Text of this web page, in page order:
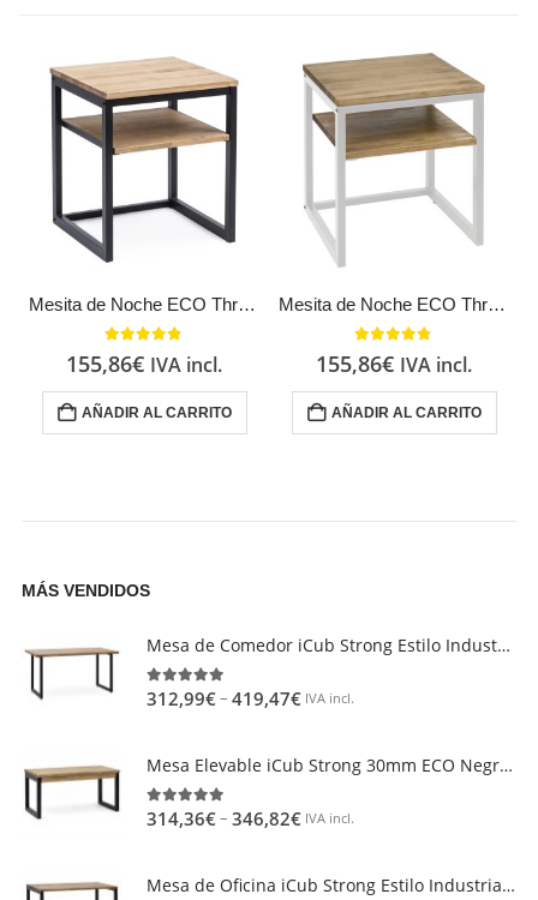
Mesita de Noche ECO Three con Estante metal en Negro Estilo Industrial Vintage
155,86€ IVA incl.
AÑADIR AL CARRITO
Mesita de Noche ECO Three con Estante metal en Blanco Estilo Industrial Vintage
155,86€ IVA incl.
AÑADIR AL CARRITO
MÁS VENDIDOS
Mesa de Comedor iCub Strong Estilo Industrial Vintage metal en Negro
4.95out of 5
312,99€– 419,47€ IVA incl.
Mesa Elevable iCub Strong 30mm ECO Negra en madera maciza de pino acabado vintage estilo industrial Box Furniture
4.85 out of 5
314,36€– 346,82€ IVA incl.
Mesa de Oficina iCub Strong Estilo Industrial Vintage metal en Negro